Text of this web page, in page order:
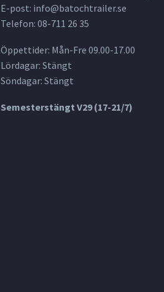
E-post: info@batochtrailer.se
Telefon: 08-711 26 35
Öppettider: Mån-Fre 09.00-17.00
Lördagar: Stängt
Söndagar: Stängt
Semesterstängt V29 (17-21/7)